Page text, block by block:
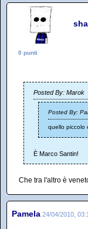
0 punti
Posted By: Marok
Posted By:
quello piccolo
È Marco Santin!
Che tra l'altro è
Pamela 24/04/2010,